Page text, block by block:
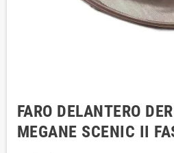
FARO DELANTERO
MEGANE SCENIC II